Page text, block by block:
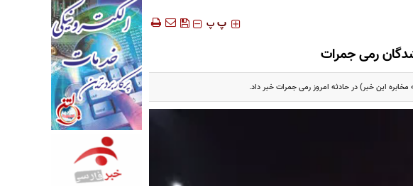
‍‍‍ پ پ